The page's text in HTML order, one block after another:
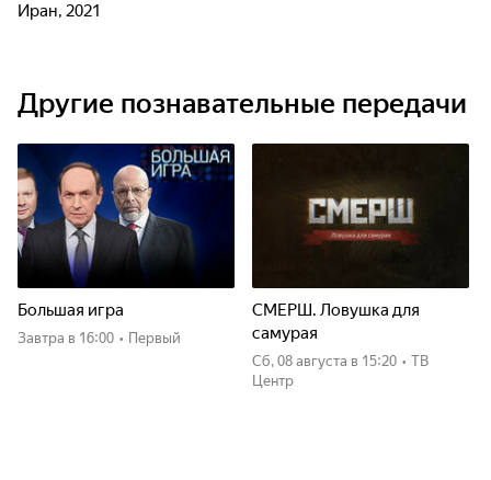
Иран, 2021
Другие познавательные передачи
Большая игра
Завтра в 16:00 • Первый
СМЕРШ. Ловушка для
самурая
сб, 08 августа в 15:20 • ТВ
Центр